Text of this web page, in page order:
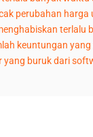
perubahan
terlalu
keuntungan
yang buruk dari